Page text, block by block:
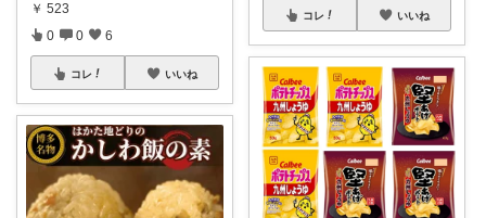
￥ 523
0 0 6
コレ いいね
コレ いいね